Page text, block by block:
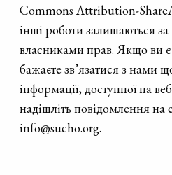
Commons Attribution-
інші роботи залишаються
власниками прав. Якщо ви
бажаєте зв’язатися з нами
інформації, доступної на
надішліть повідомлення на
info@sucho.org.